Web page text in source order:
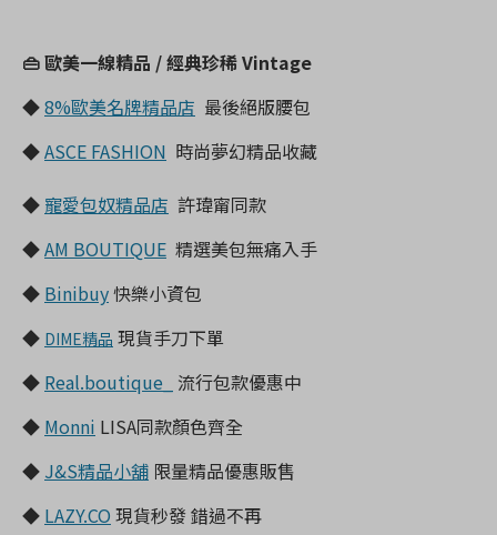
👜 歐美一線精品 / 經典珍稀 Vintage
◆8%歐美名牌精品店 最後絕版腰包
◆ASCE FASHION 時尚夢幻精品收藏
◆ 寵愛包奴精品店 許瑋甯同款
◆AM BOUTIQUE 精選美包無痛入手
◆ Binibuy快樂小資包
◆ DIME精品 現貨手刀下單
◆ Real.boutique_
流行包款優惠中
◆ Monni LISA同款顏色齊全
◆ J&S精品小舖 限量精品優惠販售
◆ LAZY.CO 現貨秒發 錯過不再